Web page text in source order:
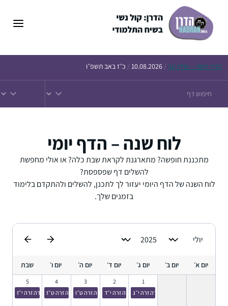
הדף היומי – חולין קב /
10.08.2026
/ כ״ז באב תשפ״ו
לוח שנה – הדף יומי
מתכננת חופשה? מתארגנת לקראת שבת כלה? או אולי מחפשת
להשלים דף שפספסת?
לוח השנה של הדף היומי יעזור לך לתכנן, להשלים ולהתקדם בלימוד
בזמנים שלך.
יום א׳ יום ב׳ יום ג׳ יום ד׳ יום ה׳ יום ו׳ שבת
1
עבודה זרה י״ג
2
עבודה זרה י״ד
3
עבודה זרה ט״ו
4
עבודה זרה ט״ז
5
עבודה זרה י״ז